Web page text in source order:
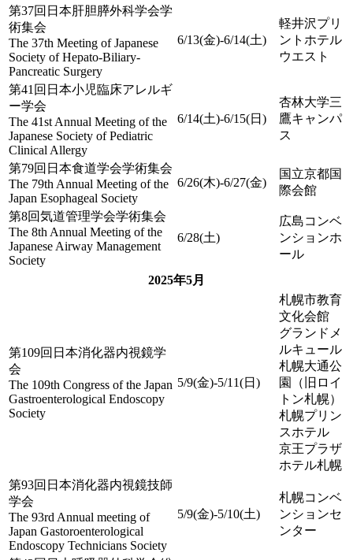
第37回日本肝胆膵外科学会学
術集会
The 37th Meeting of Japanese
Society of Hepato-Biliary-
Pancreatic Surgery
6/13(金)-6/14(土)
軽井沢プリ
ントホテル
ウエスト
第41回日本小児臨床アレルギ
ー学会
The 41st Annual Meeting of the
Japanese Society of Pediatric
Clinical Allergy
6/14(土)-6/15(日)
杏林大学三
鷹キャンパ
ス
第79回日本食道学会学術集会
The 79th Annual Meeting of the
Japan Esophageal Society
6/26(木)-6/27(金)
国立京都国
際会館
第8回気道管理学会学術集会
The 8th Annual Meeting of the
Japanese Airway Management
Society
6/28(土)
広島コンベ
ンションホ
ール
2025年5月
第109回日本消化器内視鏡学
会
The 109th Congress of the Japan
Gastroenterological Endoscopy
Society
5/9(金)-5/11(日)
札幌市教育
文化会館
グランドメ
ルキュール
札幌大通公
園（旧ロイ
トン札幌）
札幌プリン
スホテル
京王プラザ
ホテル札幌
第93回日本消化器内視鏡技師
学会
The 93rd Annual meeting of
Japan Gastoroenterological
Endoscopy Technicians Society
5/9(金)-5/10(土)
札幌コンベ
ンションセ
ンター